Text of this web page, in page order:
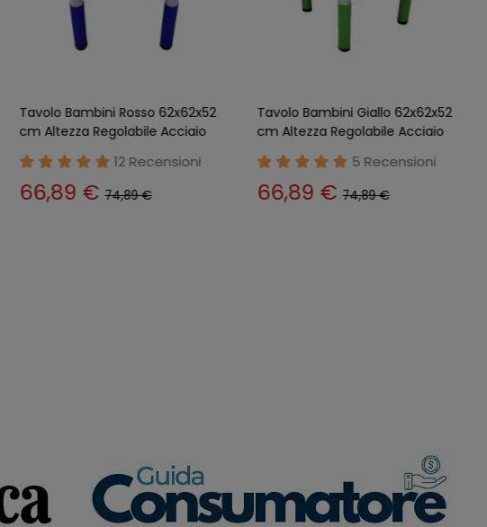
Tavolo Bambini Rosso 62x62x52
cm Altezza Regolabile Acciaio
12 Recensioni
66,89 €74,89 €
Tavolo Bambini Giallo 62x62x52
cm Altezza Regolabile Acciaio
5 Recensioni
66,89 €74,89 €